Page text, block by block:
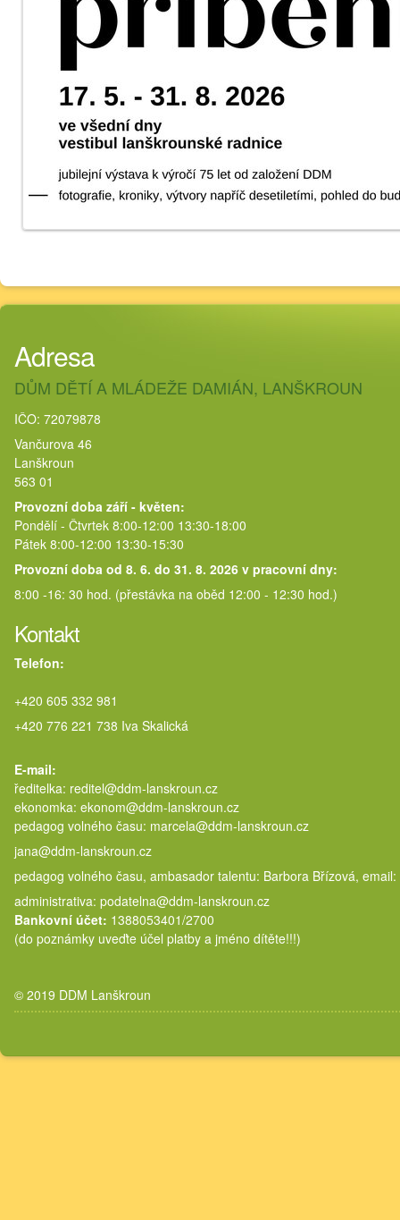
Adresa
DŮM DĚTÍ A MLÁDEŽE DAMIÁN, LANŠKROUN
IČO: 72079878
Vančurova 46
Lanškroun
563 01
Provozní doba září - květen:
Pondělí - Čtvrtek 8:00-12:00 13:30-18:00
Pátek 8:00-12:00 13:30-15:30
Provozní doba od 8. 6. do 31. 8. 2026 v pracovní dny:
8:00 -16: 30 hod. (přestávka na oběd 12:00 - 12:30 hod.)
Kontakt
Telefon:
+420 605 332 981
+420 776 221 738 Iva Skalická
E-mail:
ředitelka: reditel@ddm-lanskroun.cz
ekonomka: ekonom@ddm-lanskroun.cz
pedagog volného času:
jana@ddm-lanskroun.cz
pedagog volného času, ambasador talentu: Barbora Břízová,
administrativa: podatelna@ddm-lanskroun.cz
Bankovní účet: 1388053401/2700
(do poznámky uveďte účel platby a jméno dítěte!!!)
© 2019 DDM Lanškroun